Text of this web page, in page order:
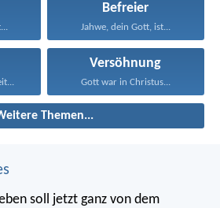
Befreier
Jahwe, dein Gott, ist...
Versöhnung
Gott war in Christus...
Themen...
soll jetzt ganz von dem